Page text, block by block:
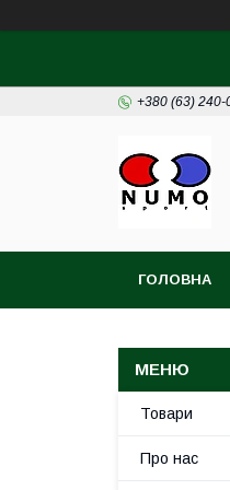
+380 (63) 240-
ГОЛОВНА
Товари
Про нас